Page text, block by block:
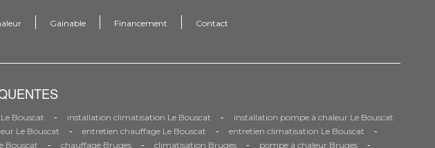
Gainable Financement Contact
Bouscat - installation climatisation Le Bouscat - installation pompe à chaleur Le Bouscat
Le Bouscat - entretien chauffage Le Bouscat - entretien climatisation Le Bouscat -
Bouscat - chauffage Bruges - climatisation Bruges - pompe à chaleur Bruges -